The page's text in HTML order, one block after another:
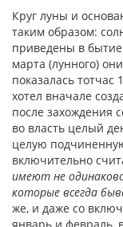
Круг луны и
таким образом:
приведены в
марта (лунного)
показалась
хотел вначале
после захождения
во власть целый
целую
включительно
имеют не
которые всегда
же, и даже со